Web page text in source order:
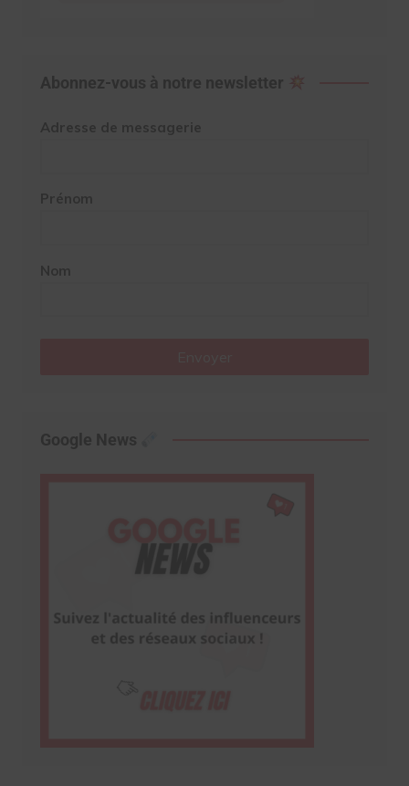
Abonnez-vous à notre newsletter
Adresse de messagerie
Prénom
Nom
Google News